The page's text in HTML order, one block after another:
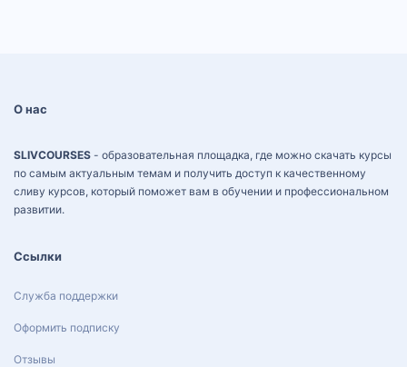
О нас
SLIVCOURSES - образовательная площадка, где можно скачать курсы
по самым актуальным темам и получить доступ к качественному
сливу курсов, который поможет вам в обучении и профессиональном
развитии.
Ссылки
Служба поддержки
Оформить подписку
Отзывы